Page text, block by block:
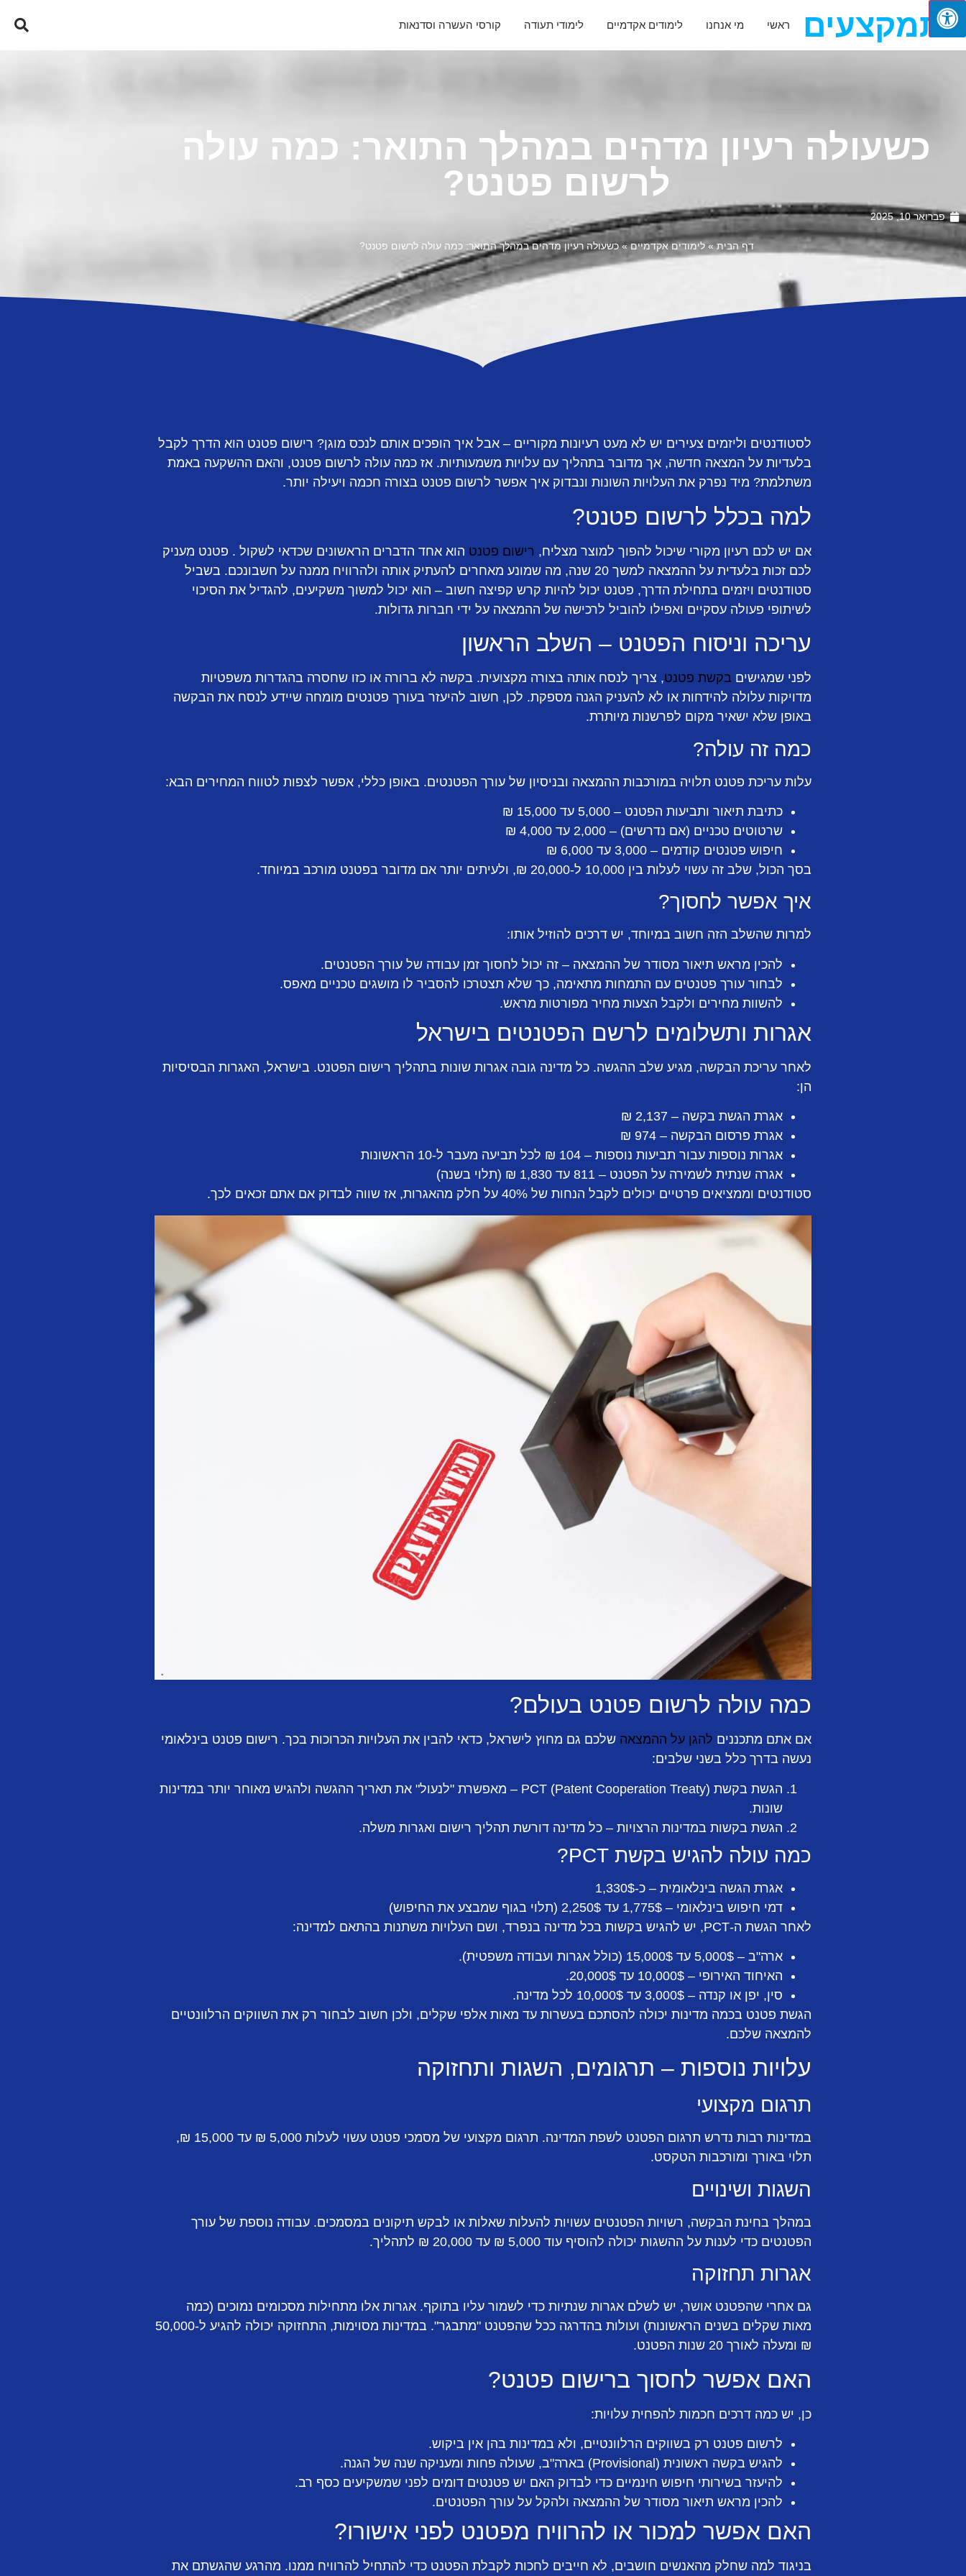
מתמקצעים ראשי מי אנחנו לימודים אקדמיים לימודי תעודה קורסי העשרה וסדנאות
כשעולה רעיון מדהים במהלך התואר: כמה עולה
לרשום פטנט?
פברואר 10, 2025
דף הבית»לימודים אקדמיים»כשעולה רעיון מדהים במהלך התואר: כמה עולה לרשום פטנט?
לסטודנטים וליזמים צעירים יש לא מעט רעיונות מקוריים – אבל איך הופכים אותם לנכס מוגן? רישום פטנט הוא הדרך לקבל
בלעדיות על המצאה חדשה, אך מדובר בתהליך עם עלויות משמעותיות. אז כמה עולה לרשום פטנט, והאם ההשקעה באמת
משתלמת? מיד נפרק את העלויות השונות ונבדוק איך אפשר לרשום פטנט בצורה חכמה ויעילה יותר.
למה בכלל לרשום פטנט?
אם יש לכם רעיון מקורי שיכול להפוך למוצר מצליח, רישום פטנט הוא אחד הדברים הראשונים שכדאי לשקול . פטנט מעניק
לכם זכות בלעדית על ההמצאה למשך 20 שנה, מה שמונע מאחרים להעתיק אותה ולהרוויח ממנה על חשבונכם. בשביל
סטודנטים ויזמים בתחילת הדרך, פטנט יכול להיות קרש קפיצה חשוב – הוא יכול למשוך משקיעים, להגדיל את הסיכוי
לשיתופי פעולה עסקיים ואפילו להוביל לרכישה של ההמצאה על ידי חברות גדולות.
עריכה וניסוח הפטנט – השלב הראשון
לפני שמגישים בקשת פטנט, צריך לנסח אותה בצורה מקצועית. בקשה לא ברורה או כזו שחסרה בהגדרות משפטיות
מדויקות עלולה להידחות או לא להעניק הגנה מספקת. לכן, חשוב להיעזר בעורך פטנטים מומחה שיידע לנסח את הבקשה
באופן שלא ישאיר מקום לפרשנות מיותרת.
כמה זה עולה?
עלות עריכת פטנט תלויה במורכבות ההמצאה ובניסיון של עורך הפטנטים. באופן כללי, אפשר לצפות לטווח המחירים הבא:
כתיבת תיאור ותביעות הפטנט – 5,000 עד 15,000 ₪
שרטוטים טכניים (אם נדרשים) – 2,000 עד 4,000 ₪
חיפוש פטנטים קודמים – 3,000 עד 6,000 ₪
בסך הכול, שלב זה עשוי לעלות בין 10,000 ל-20,000 ₪, ולעיתים יותר אם מדובר בפטנט מורכב במיוחד.
איך אפשר לחסוך?
למרות שהשלב הזה חשוב במיוחד, יש דרכים להוזיל אותו:
להכין מראש תיאור מסודר של ההמצאה – זה יכול לחסוך זמן עבודה של עורך הפטנטים.
לבחור עורך פטנטים עם התמחות מתאימה, כך שלא תצטרכו להסביר לו מושגים טכניים מאפס.
להשוות מחירים ולקבל הצעות מחיר מפורטות מראש.
אגרות ותשלומים לרשם הפטנטים בישראל
לאחר עריכת הבקשה, מגיע שלב ההגשה. כל מדינה גובה אגרות שונות בתהליך רישום הפטנט. בישראל, האגרות הבסיסיות
הן:
אגרת הגשת בקשה – 2,137 ₪
אגרת פרסום הבקשה – 974 ₪
אגרות נוספות עבור תביעות נוספות – 104 ₪ לכל תביעה מעבר ל-10 הראשונות
אגרה שנתית לשמירה על הפטנט – 811 עד 1,830 ₪ (תלוי בשנה)
סטודנטים וממציאים פרטיים יכולים לקבל הנחות של 40% על חלק מהאגרות, אז שווה לבדוק אם אתם זכאים לכך.
כמה עולה לרשום פטנט בעולם?
אם אתם מתכננים להגן על ההמצאה שלכם גם מחוץ לישראל, כדאי להבין את העלויות הכרוכות בכך. רישום פטנט בינלאומי
נעשה בדרך כלל בשני שלבים:
הגשת בקשת PCT (Patent Cooperation Treaty) – מאפשרת "לנעול" את תאריך ההגשה ולהגיש מאוחר יותר במדינות
שונות.
הגשת בקשות במדינות הרצויות – כל מדינה דורשת תהליך רישום ואגרות משלה.
כמה עולה להגיש בקשת PCT?
אגרת הגשה בינלאומית – כ-1,330$
דמי חיפוש בינלאומי – 1,775$ עד 2,250$ (תלוי בגוף שמבצע את החיפוש)
לאחר הגשת ה-PCT, יש להגיש בקשות בכל מדינה בנפרד, ושם העלויות משתנות בהתאם למדינה:
ארה"ב – 5,000$ עד 15,000$ (כולל אגרות ועבודה משפטית).
האיחוד האירופי – 10,000$ עד 20,000$.
סין, יפן או קנדה – 3,000$ עד 10,000$ לכל מדינה.
הגשת פטנט בכמה מדינות יכולה להסתכם בעשרות עד מאות אלפי שקלים, ולכן חשוב לבחור רק את השווקים הרלוונטיים
להמצאה שלכם.
עלויות נוספות – תרגומים, השגות ותחזוקה
תרגום מקצועי
במדינות רבות נדרש תרגום הפטנט לשפת המדינה. תרגום מקצועי של מסמכי פטנט עשוי לעלות 5,000 ₪ עד 15,000 ₪,
תלוי באורך ומורכבות הטקסט.
השגות ושינויים
במהלך בחינת הבקשה, רשויות הפטנטים עשויות להעלות שאלות או לבקש תיקונים במסמכים. עבודה נוספת של עורך
הפטנטים כדי לענות על ההשגות יכולה להוסיף עוד 5,000 ₪ עד 20,000 ₪ לתהליך.
אגרות תחזוקה
גם אחרי שהפטנט אושר, יש לשלם אגרות שנתיות כדי לשמור עליו בתוקף. אגרות אלו מתחילות מסכומים נמוכים (כמה
מאות שקלים בשנים הראשונות) ועולות בהדרגה ככל שהפטנט "מתבגר". במדינות מסוימות, התחזוקה יכולה להגיע ל-50,000
₪ ומעלה לאורך 20 שנות הפטנט.
האם אפשר לחסוך ברישום פטנט?
כן, יש כמה דרכים חכמות להפחית עלויות:
לרשום פטנט רק בשווקים הרלוונטיים, ולא במדינות בהן אין ביקוש.
להגיש בקשה ראשונית (Provisional) בארה"ב, שעולה פחות ומעניקה שנה של הגנה.
להיעזר בשירותי חיפוש חינמיים כדי לבדוק האם יש פטנטים דומים לפני שמשקיעים כסף רב.
להכין מראש תיאור מסודר של ההמצאה ולהקל על עורך הפטנטים.
האם אפשר למכור או להרוויח מפטנט לפני אישורו?
בניגוד למה שחלק מהאנשים חושבים, לא חייבים לחכות לקבלת הפטנט כדי להתחיל להרוויח ממנו. מהרגע שהגשתם את